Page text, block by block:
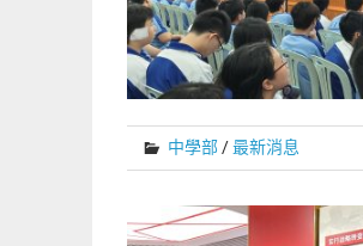
中學部/最新消息